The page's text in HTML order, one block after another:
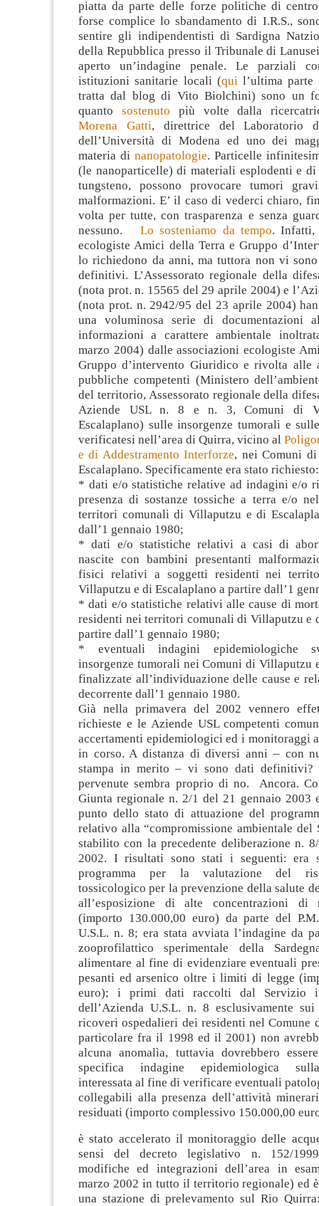
piatta da parte delle forze politiche di
forse complice lo sbandamento di I.R.S.,
sentire gli indipendentisti di Sardigna
della Repubblica presso il Tribunale di
aperto un’indagine penale. Le parziali
istituzioni sanitarie locali (quil’ultima parte
tratta dal blog di Vito Biolchini) sono un
quanto sostenuto più volte dalla
Morena Gatti, direttrice del Laboratorio
dell’Università di Modena ed uno dei
materia di nanopatologie. Particelle
(le nanoparticelle) di materiali esplodenti e
tungsteno, possono provocare tumori
malformazioni. E’ il caso di vederci chiaro,
volta per tutte, con trasparenza e senza
nessuno. Lo sosteniamo da tempo. Infatti,
ecologiste Amici della Terra e Gruppo
lo richiedono da anni, ma tuttora non vi
definitivi. L’Assessorato regionale della
(nota prot. n. 15565 del 29 aprile 2004) e
(nota prot. n. 2942/95 del 23 aprile 2004)
una voluminosa serie di documentazioni
informazioni a carattere ambientale
marzo 2004) dalle associazioni ecologiste
Gruppo d’intervento Giuridico e rivolta alle
pubbliche competenti (Ministero
del territorio, Assessorato regionale della
Aziende USL n. 8 e n. 3, Comuni di
Escalaplano) sulle insorgenze tumorali e
verificatesi nell’area di Quirra, vicino al
e di Addestramento Interforze, nei Comuni
Escalaplano. Specificamente era stato richiesto:
* dati e/o statistiche relative ad indagini e/o
presenza di sostanze tossiche a terra e/o
territori comunali di Villaputzu e di
dall’1 gennaio 1980;
* dati e/o statistiche relativi a casi di
nascite con bambini presentanti
fisici relativi a soggetti residenti nei
Villaputzu e di Escalaplano a partire dall’1
* dati e/o statistiche relativi alle cause di
residenti nei territori comunali di Villaputzu e
partire dall’1 gennaio 1980;
* eventuali indagini epidemiologiche
insorgenze tumorali nei Comuni di Villaputzu
finalizzate all’individuazione delle cause e
decorrente dall’1 gennaio 1980.
Già nella primavera del 2002 vennero
richieste e le Aziende USL competenti
accertamenti epidemiologici ed i monitoraggi
in corso. A distanza di diversi anni – con
stampa in merito – vi sono dati
pervenute sembra proprio di no. Ancora.
Giunta regionale n. 2/1 del 21 gennaio 2003
punto dello stato di attuazione del
relativo alla “compromissione ambientale del
stabilito con la precedente deliberazione n.
2002. I risultati sono stati i seguenti: era
programma per la valutazione del
tossicologico per la prevenzione della salute
all’esposizione di alte concentrazioni di
(importo 130.000,00 euro) da parte del
U.S.L. n. 8; era stata avviata l’indagine da
zooprofilattico sperimentale della
alimentare al fine di evidenziare eventuali
pesanti ed arsenico oltre i limiti di legge
euro); i primi dati raccolti dal Servizio
dell’Azienda U.S.L. n. 8 esclusivamente
ricoveri ospedalieri dei residenti nel Comune
particolare fra il 1998 ed il 2001) non
alcuna anomalìa, tuttavia dovrebbero
specifica indagine epidemiologica
interessata al fine di verificare eventuali
collegabili alla presenza dell’attività
residuati (importo complessivo 150.000,00
è stato accelerato il monitoraggio delle
sensi del decreto legislativo n. 152/
modifiche ed integrazioni dell’area in
marzo 2002 in tutto il territorio regionale) ed
una stazione di prelevamento sul Rio